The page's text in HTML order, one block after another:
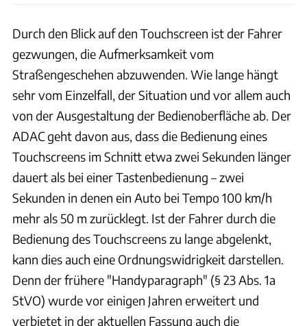
Durch den Blick auf den Touchscreen ist der Fahrer
gezwungen, die Aufmerksamkeit vom
Straßengeschehen abzuwenden. Wie lange hängt
sehr vom Einzelfall, der Situation und vor allem auch
von der Ausgestaltung der Bedienoberfläche ab. Der
ADAC geht davon aus, dass die Bedienung eines
Touchscreens im Schnitt etwa zwei Sekunden länger
dauert als bei einer Tastenbedienung – zwei
Sekunden in denen ein Auto bei Tempo 100 km/h
mehr als 50 m zurücklegt. Ist der Fahrer durch die
Bedienung des Touchscreens zu lange abgelenkt,
kann dies auch eine Ordnungswidrigkeit darstellen.
Denn der frühere "Handyparagraph" (§ 23 Abs. 1a
StVO) wurde vor einigen Jahren erweitert und
verbietet in der aktuellen Fassung auch die